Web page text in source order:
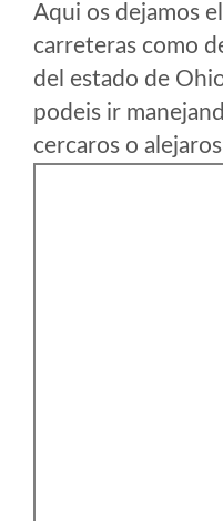
Aqui os dejamos
carreteras como
del estado de
podeis ir
cercaros o